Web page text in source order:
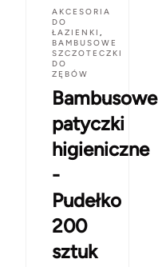
AKCESORIA
DO
ŁAZIENKI ,
BAMBUSOWE
SZCZOTECZKI
DO
ZĘBÓW
Bambusowe
patyczki
higieniczne
-
Pudełko
200
sztuk